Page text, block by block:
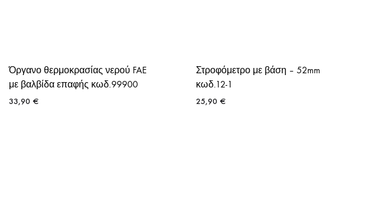
Όργανο θερμοκρασίας νερού FAE
με βαλβίδα επαφής κωδ.99900
33,90 €
Στροφόμετρο με βάση – 52mm
κωδ.12-1
25,90 €